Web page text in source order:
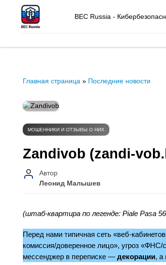
BEC Russia -
Главная страница » Последние новости
МОШЕННИКИ И ОТЗЫВЫ О НИХ
Zandivob (zandi-
Автор
Леонид Малышев
(штаб-квартира по легенде: Piale Pasa
Перед нами типичная сеть «веб-
комиссия/доверенное лицо», угроз «ФНС/
мессенджер в переписке — декорации, а